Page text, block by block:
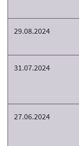
29.08.2024
31.07.2024
27.06.2024